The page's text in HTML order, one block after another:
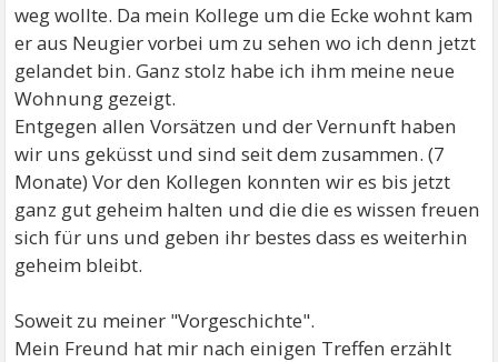
weg wollte. Da mein Kollege um die Ecke wohnt kam
er aus Neugier vorbei um zu sehen wo ich denn jetzt
gelandet bin. Ganz stolz habe ich ihm meine neue
Wohnung gezeigt.
Entgegen allen Vorsätzen und der Vernunft haben
wir uns geküsst und sind seit dem zusammen. (7
Monate) Vor den Kollegen konnten wir es bis jetzt
ganz gut geheim halten und die die es wissen freuen
sich für uns und geben ihr bestes dass es weiterhin
geheim bleibt.
Soweit zu meiner "Vorgeschichte".
Mein Freund hat mir nach einigen Treffen erzählt